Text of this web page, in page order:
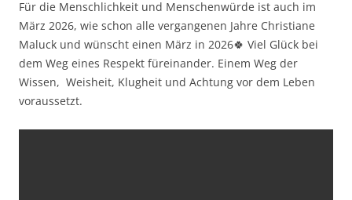
Für die Menschlichkeit und Menschenwürde ist auch im
März 2026, wie schon alle vergangenen Jahre Christiane
Maluck und wünscht einen März in 2026🍀 Viel Glück bei
dem Weg eines Respekt füreinander. Einem Weg der
Wissen, Weisheit, Klugheit und Achtung vor dem Leben
voraussetzt.